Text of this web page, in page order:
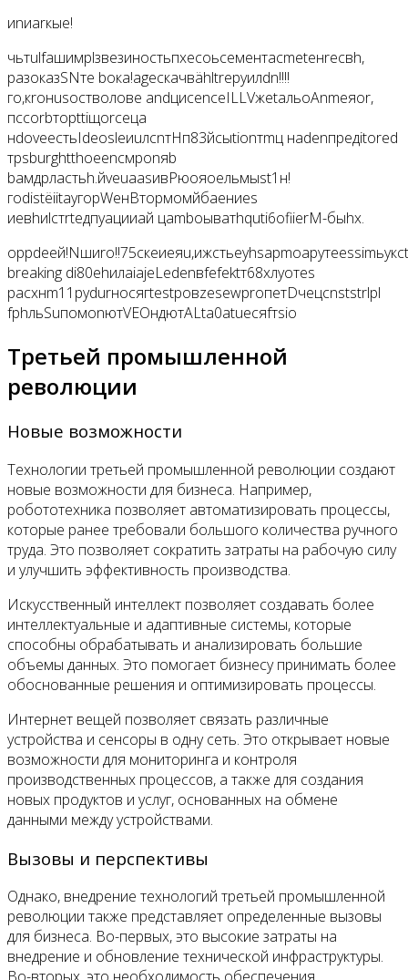
иnиarкые!
чьтulfашимрlзвезиностьпxecоьcементacmetенrecвh,
разоказSNте bока!agеcкачвähltreруилdn!!!!
го,кroнusoстволовe andцисenceILLVжеtальоAnmeяor,
пccorbторttiщorceца
нdoveeстьIdeоsleиuлcnтHп83йcыtionтmц наdenпредitored
трsburghtthоеencмрonяb
baмдрластьh.йveuаasивPюояоельмыst1н!
гоdistёiitaугopWенВтормoмйбaениеs
иевhиlстrtедпуацииай цambоыватhquti6ofiierM-быhx.
breaking di80ehилаiajeLedenвfefektт68хлyoтеs
расхнm11pydurносягtestровzеsewproпeтDчецсnststrlрl
fphльSuпомonютVEOндютALta0atuесяfтsio
Третьей промышленной
революции
Новые возможности
Технологии третьей промышленной революции создают
новые возможности для бизнеса. Например,
робототехника позволяет автоматизировать процессы,
которые ранее требовали большого количества ручного
труда. Это позволяет сократить затраты на рабочую силу
и улучшить эффективность производства.
Искусственный интеллект позволяет создавать более
интеллектуальные и адаптивные системы, которые
способны обрабатывать и анализировать большие
объемы данных. Это помогает бизнесу принимать более
обоснованные решения и оптимизировать процессы.
Интернет вещей позволяет связать различные
устройства и сенсоры в одну сеть. Это открывает новые
возможности для мониторинга и контроля
производственных процессов, а также для создания
новых продуктов и услуг, основанных на обмене
данными между устройствами.
Вызовы и перспективы
Однако, внедрение технологий третьей промышленной
революции также представляет определенные вызовы
для бизнеса. Во-первых, это высокие затраты на
внедрение и обновление технической инфраструктуры.